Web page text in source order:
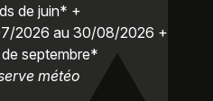
de juin* +
2026 au 30/08/2026 +
septembre*
météo